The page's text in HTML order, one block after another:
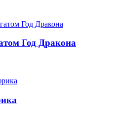
Год Дракона